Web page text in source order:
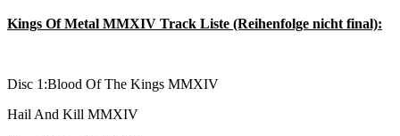
Kings Of Metal MMXIV Track Liste (Reihenfolge nicht final):
Disc 1:Blood Of The Kings MMXIV
Hail And Kill MMXIV